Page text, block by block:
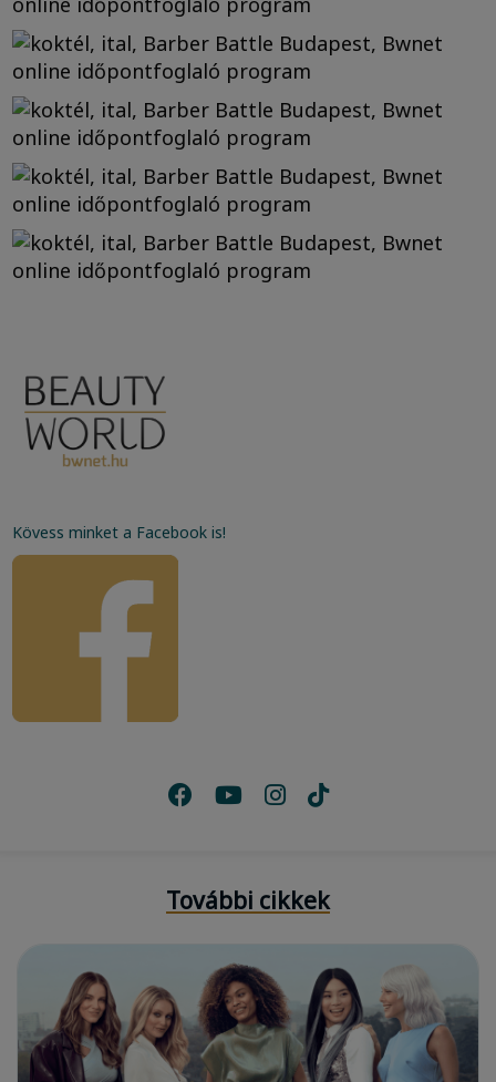
Kövess minket a Facebook is!
További cikkek